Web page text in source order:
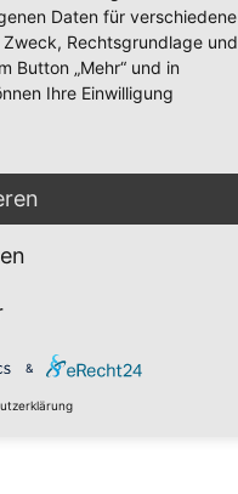
Daten für verschiedene
Rechtsgrundlage und
Button „Mehr“ und in
Ihre Einwilligung
&